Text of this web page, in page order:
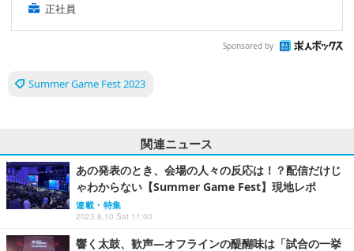
正社員
Sponsored by
Summer Game Fest 2023
関連ニュース
あの発表のとき、会場の人々の反応は！？配信だけじ
ゃわからない【Summer Game Fest】現地レポ
連載・特集
2023.6.10 Sat 11:00
響く太鼓、歓声―オフラインの醍醐味は「試合の一挙